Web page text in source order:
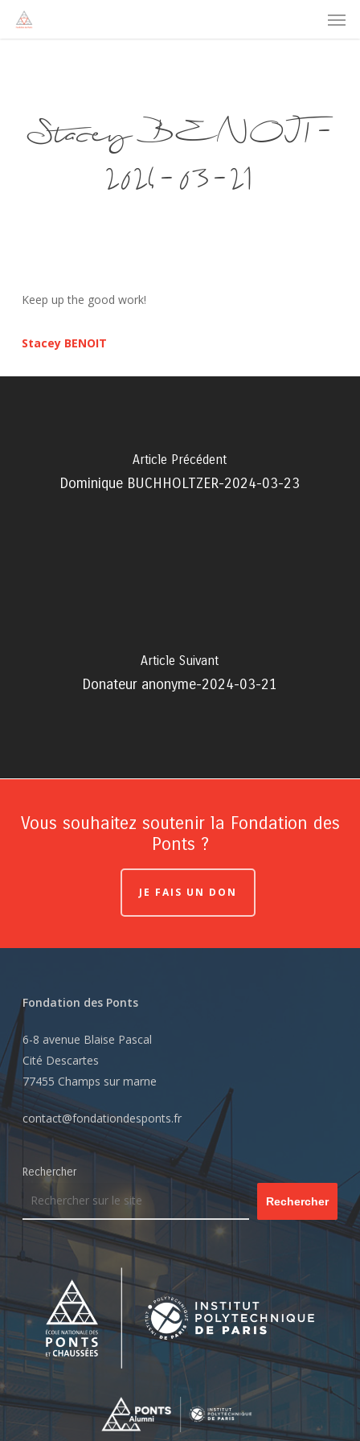
Stacey BENOIT-
2024-03-21
Keep up the good work!
Stacey BENOIT
Article Précédent
Dominique BUCHHOLTZER-2024-03-23
Article Suivant
Donateur anonyme-2024-03-21
Vous souhaitez soutenir la Fondation des
Ponts ?
JE FAIS UN DON
Fondation des Ponts
6-8 avenue Blaise Pascal
Cité Descartes
77455 Champs sur marne
contact@fondationdesponts.fr
Rechercher
Rechercher